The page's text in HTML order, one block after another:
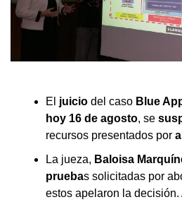
El juicio del caso Blue
hoy 16 de agosto, se
recursos presentados por
La jueza, Baloisa
pruebas solicitadas por
estos apelaron la